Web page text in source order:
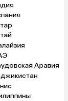
Аравия